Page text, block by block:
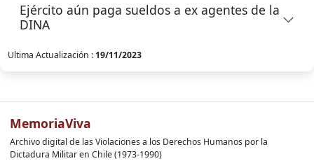
Ejército aún paga sueldos a ex agentes de la
DINA
Ultima Actualización : 19/11/2023
MemoriaViva
Archivo digital de las Violaciones a los Derechos Humanos por la
Dictadura Militar en Chile (1973-1990)